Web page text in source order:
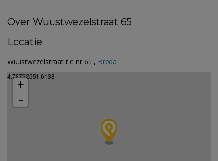
Over Wuustwezelstraat 65
Locatie
Wuustwezelstraat t.o nr 65 , Breda
4.78792551.6138
+
-